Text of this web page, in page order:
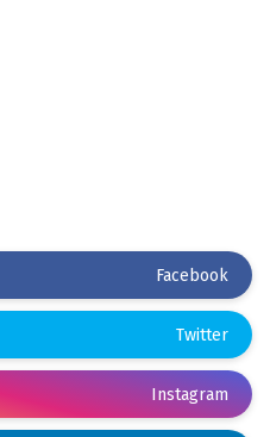
Facebook
Twitter
Instagram